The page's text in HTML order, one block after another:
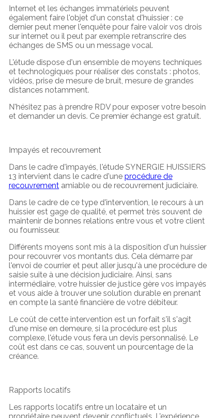
Internet et les échanges immatériels peuvent
également faire l'objet d'un constat d'huissier : ce
dernier peut mener l'enquête pour faire valoir vos drois
sur internet ou il peut par exemple retranscrire des
échanges de SMS ou un message vocal.
L'étude dispose d'un ensemble de moyens techniques
et technologiques pour réaliser des constats : photos,
vidéos, prise de mesure de bruit, mesure de grandes
distances notamment.
N'hésitez pas à prendre RDV pour exposer votre besoin
et demander un devis. Ce premier échange est gratuit.
Impayés et recouvrement
Dans le cadre d'impayés, l'étude SYNERGIE HUISSIERS
13 intervient dans le cadre d'une procédure de
recouvrementamiable ou de recouvrement judiciaire.
Dans le cadre de ce type d'intervention, le recours à un
huissier est gage de qualité, et permet très souvent de
maintenir de bonnes relations entre vous et votre client
ou fournisseur.
Différents moyens sont mis à la disposition d'un huissier
pour recouvrer vos montants dus. Cela démarre par
l'envoi de courrier et peut aller jusqu'à une procédure de
saisie suite à une décision judiciaire. Ainsi, sans
intermédiaire, votre huissier de justice gère vos impayés
et vous aide à trouver une solution durable en prenant
en compte la santé financière de votre débiteur.
Le coût de cette intervention est un forfait s'il s'agit
d'une mise en demeure, si la procédure est plus
complexe, l'étude vous fera un devis personnalisé. Le
coût est dans ce cas, souvent un pourcentage de la
créance.
Rapports locatifs
Les rapports locatifs entre un locataire et un